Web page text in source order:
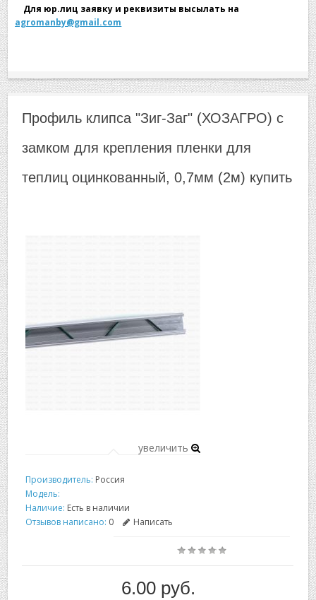
Для юр.лиц заявку и реквизиты высылать на
agromanby@gmail.com
Профиль клипса "Зиг-Заг" (ХОЗАГРО) с
замком для крепления пленки для
теплиц оцинкованный, 0,7мм (2м) купить
увеличить
Производитель: Россия
Модель:
Наличие: Есть в наличии
Отзывов написано: 0 Написать
6.00 руб.